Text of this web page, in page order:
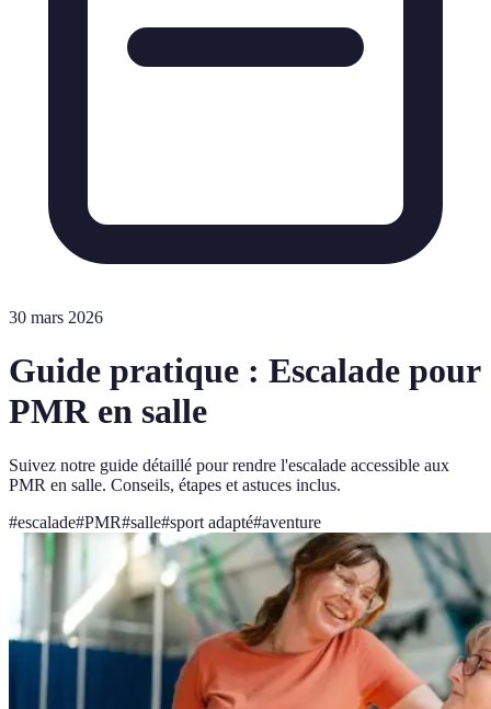
30 mars 2026
Guide pratique : Escalade pour
PMR en salle
Suivez notre guide détaillé pour rendre l'escalade accessible aux
PMR en salle. Conseils, étapes et astuces inclus.
#escalade#PMR#salle#sport adapté#aventure